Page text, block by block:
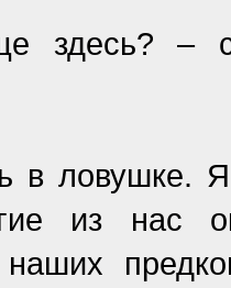
здесь? –
в ловушке.
из нас